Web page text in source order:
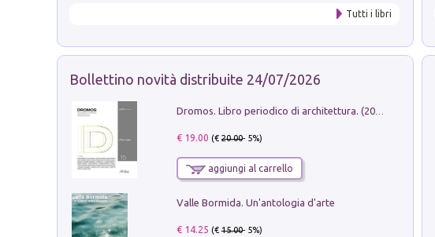
Tutti i libri
Bollettino novità distribuite 24/07/2026
Dromos. Libro periodico di architettura. (2026). Vol. 15: Post-model
€ 19.00 (€20.00- 5%)
aggiungi al carrello
Valle Bormida. Un'antologia d'arte
€ 14.25 (€15.00- 5%)